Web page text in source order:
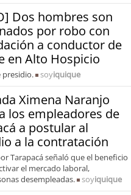
Dos hombres son
por robo con
a conductor de
en Alto Hospicio
presidio. soyiquique
Ximena Naranjo
los empleadores de
a postular al
a la contratación
Tarapacá señaló que el beneficio
el mercado laboral,
desempleadas.
soyiquique